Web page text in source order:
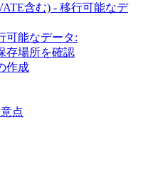
含む) - 移行可能なデ
可能なデータ:
存場所を確認
作成
点